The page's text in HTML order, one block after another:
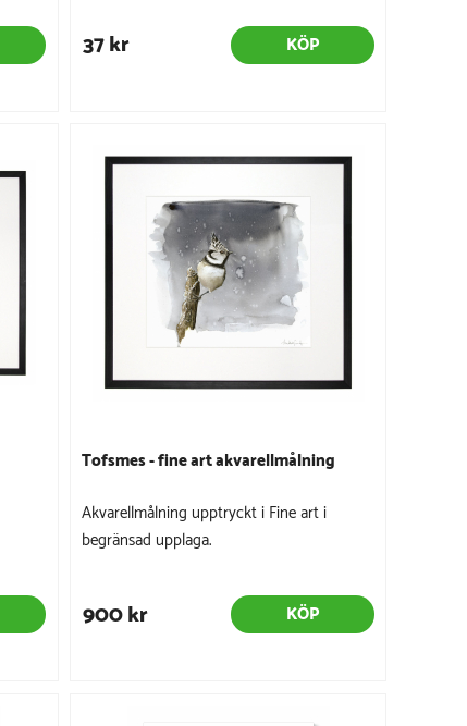
37 kr KÖP
Tofsmes - fine art akvarellmålning
Akvarellmålning upptryckt i Fine art i
begränsad upplaga.
900 kr KÖP